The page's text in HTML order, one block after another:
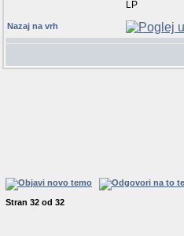
LP
Nazaj na vrh
Stran 32 od 32